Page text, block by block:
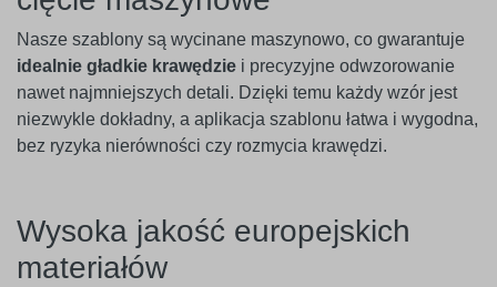
Nasze szablony są wycinane maszynowo, co gwarantuje
idealnie gładkie krawędzie i precyzyjne odwzorowanie
nawet najmniejszych detali. Dzięki temu każdy wzór jest
niezwykle dokładny, a aplikacja szablonu łatwa i wygodna,
bez ryzyka nierówności czy rozmycia krawędzi.
Wysoka jakość europejskich
materiałów